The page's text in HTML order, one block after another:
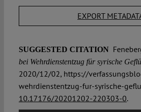
EXPORT
SUGGESTED CITATION
bei Wehrdienstentzug für syrische
2020/12/02, https://
wehrdienstentzug-fur-syrische-
10.17176/20201202-220303-0.